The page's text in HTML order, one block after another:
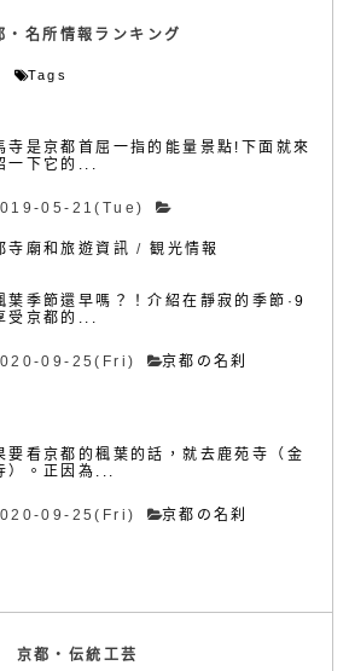
・名所情報ランキング
Tags
寺是京都首屈一指的能量景點!下面就來
一下它的...
05-21(Tue)
寺廟和旅遊資訊 /観光情報
葉季節還早嗎？！介紹在靜寂的季節·9
受京都的...
09-25(Fri) 京都の名刹
要看京都的楓葉的話，就去鹿苑寺（金
）。正因為...
09-25(Fri) 京都の名刹
京都・伝統工芸